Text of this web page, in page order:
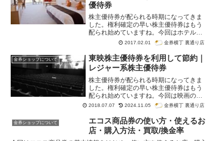
優待券
株主優待券が配られる時期になってきま
した。権利確定の早い株主優待券はもう
配られ始めていますね。今回はホテルマ
ネージメントジャパン、ACCOR
HOTELSなどで有名なジャパンホテルリ
ートの株主優待券を紹介します。
2017.02.01 金券横丁 裏通り店
金券ショップについて
東映株主優待券を利用して節約｜
レジャー系株主優待券
株主優待券が配られる時期になってきま
した。権利確定の早い株主優待券はもう
配られ始めていますね。今回は映画の製
作、配給、興行会社として有名な東映の
株主優待券を紹介します。
2018.07.07 2024.11.05 金券横丁 裏通り店
金券ショップについて
エコス商品券の使い方・使えるお
店・購入方法・買取/換金率